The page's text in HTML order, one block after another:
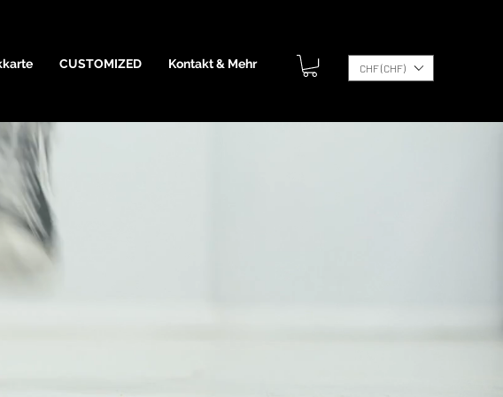
CUSTOMIZED Kontakt & Mehr CHF (CHF)